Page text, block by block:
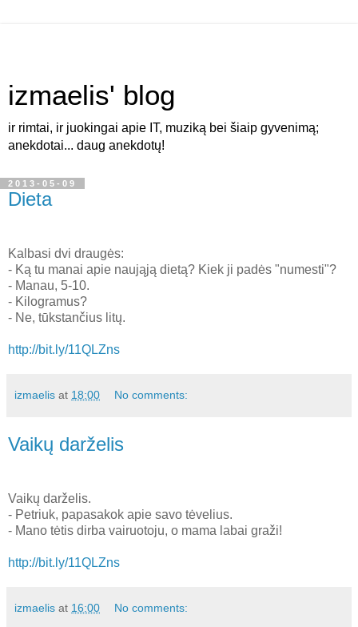
izmaelis' blog
ir rimtai, ir juokingai apie IT, muziką bei šiaip gyvenimą;
anekdotai... daug anekdotų!
2013-05-09
Dieta
Kalbasi dvi draugės:
- Ką tu manai apie naująją dietą? Kiek ji padės "numesti"?
- Manau, 5-10.
- Kilogramus?
- Ne, tūkstančius litų.
http://bit.ly/11QLZns
izmaelis at 18:00 No comments:
Vaikų darželis
Vaikų darželis.
- Petriuk, papasakok apie savo tėvelius.
- Mano tėtis dirba vairuotoju, o mama labai graži!
http://bit.ly/11QLZns
izmaelis at 16:00 No comments: